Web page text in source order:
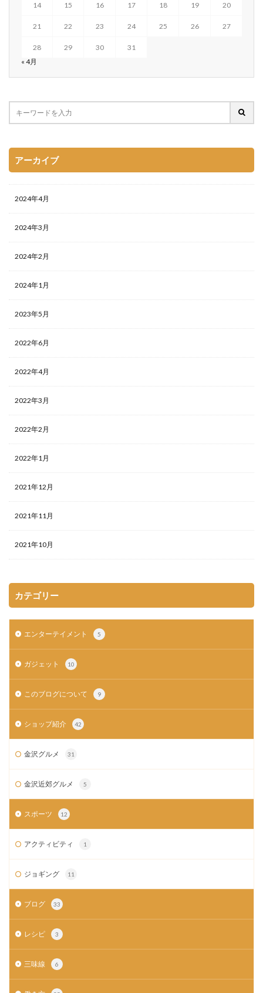
14 15 16 17 18 19 20
21 22 23 24 25 26 27
28 29 30
31
« 4月
アーカイブ
2024年4月
2024年3月
2024年2月
2024年1月
2023年5月
2022年6月
2022年4月
2022年3月
2022年2月
2022年1月
2021年12月
2021年11月
2021年10月
カテゴリー
エンターテイメント 5
ガジェット 10
このブログについて 9
ショップ紹介 42
金沢グルメ 31
金沢近郊グルメ 5
スポーツ 12
アクティビティ 1
ジョギング 11
ブログ 33
レシピ 3
三味線 6